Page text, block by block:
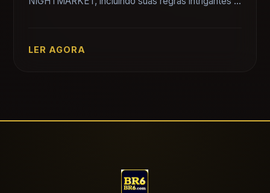
LER AGORA